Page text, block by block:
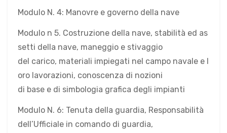
Modulo N. 4: Manovre e governo della nave
Modulo n 5. Costruzione della nave, stabilità ed as
setti della nave, maneggio e stivaggio
del carico, materiali impiegati nel campo navale e l
oro lavorazioni, conoscenza di nozioni
di base e di simbologia grafica degli impianti
Modulo N. 6: Tenuta della guardia, Responsabilità
dell’Ufficiale in comando di guardia,